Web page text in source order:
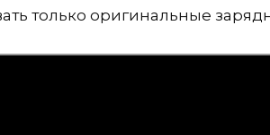
только оригинальные